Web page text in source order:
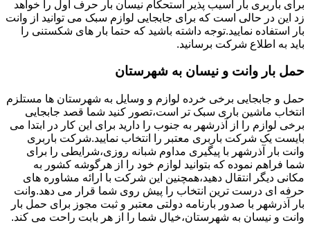
برای باربری بار آسیب پذیر استحکام نیسان بار حرف اول را خواهد
زد این در حالی است که برای جابجایی لوازم سبک می توانید از وانت
بار استفاده نمایید.توجه داشته باشید که حتما بار های شکستنی را
باید به اطلاع شرکت برسانید.
حمل بار وانت و نیسان به شهرستان
حمل و جابجایی برخی خرده لوازم و وسایل به شهرستان ها مستلزم
انتخاب ماشین باری سبک تر است،تصور کنید شما قصد جابجایی
برخی لوازم را از آذرشهر به جنوب را دارید برای این کار در ابتدا می
بایست یک شرکت باربری معتبر را انتخاب نمایید.شرکت باربری
وانت بار آذرشهر با پیگیری مداوم شبانه روزی،شرایطی را برای
شما فراهم نموده که بتوانید لوازم خود را از هرگوشه کشور به
مکانی دیگر انتقال دهید،همچنین این شرکت با ارائه مشاوره های
حرفه ای درست ترین انتخاب را پیش روی شما قرار می دهد.وانت
بار آذرشهر با صدور بارنامه دولتی معتبر و ثبت مجوز برای حمل بار
وانت و نیسان به شهرستان،خیال شما را از هر بابت راحت می کند.